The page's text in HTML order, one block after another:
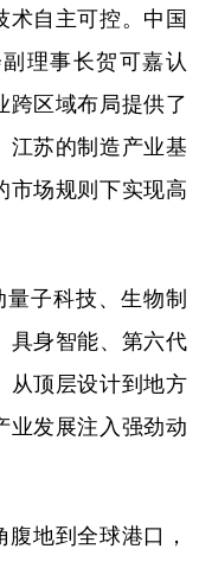
术自主可控。中国
理事长贺可嘉认
跨区域布局提供了
江苏的制造产业基
市场规则下实现高
子科技、生物制
具身智能、第六代
从顶层设计到地方
业发展注入强劲动
地到全球港口，